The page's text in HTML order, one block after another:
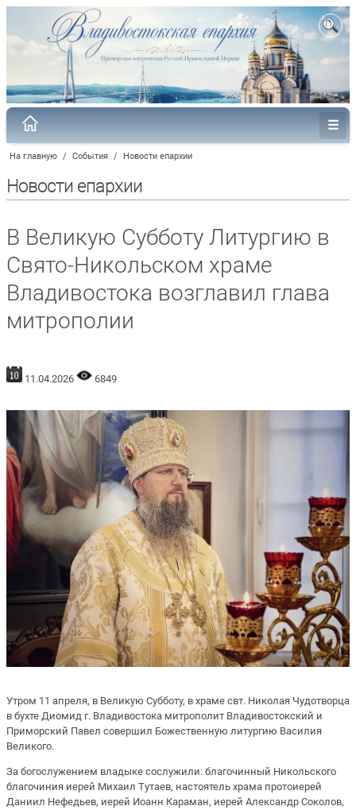
На главную / События / Новости епархии
Новости епархии
В Великую Субботу Литургию в
Свято-Никольском храме
Владивостока возглавил глава
митрополии
11.04.2026 6849
Утром 11 апреля, в Великую Субботу, в храме свт. Николая Чудотворца
в бухте Диомид г. Владивостока митрополит Владивостокский и
Приморский Павел совершил Божественную литургию Василия
Великого.
За богослужением владыке сослужили: благочинный Никольского
благочиния иерей Михаил Тутаев, настоятель храма протоиерей
Даниил Нефедьев, иерей Иоанн Караман, иерей Александр Соколов,